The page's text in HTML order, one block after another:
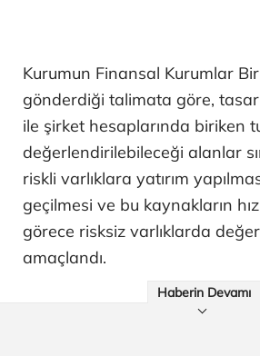
Kurumun Finansal Kurumlar
gönderdiği talimata göre,
ile şirket hesaplarında biriken
değerlendirilebileceği alanlar
riskli varlıklara yatırım
geçilmesi ve bu kaynakların
görece risksiz varlıklarda
amaçlandı.
Haberin Devamı